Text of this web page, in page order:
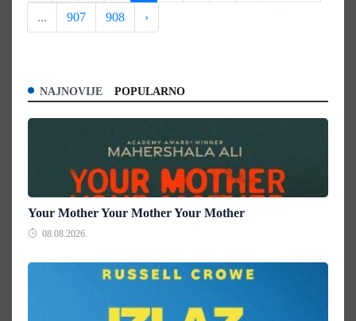
... 907 908 ›
NAJNOVIJE POPULARNO
Your Mother Your Mother Your Mother
08.08.2026.